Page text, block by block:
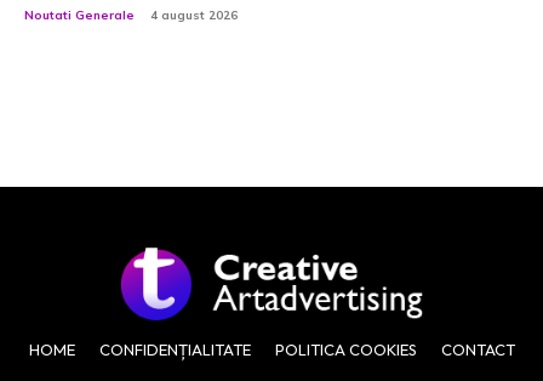
Noutati Generale 4 august 2026
HOME CONFIDENȚIALITATE POLITICA COOKIES CONTACT